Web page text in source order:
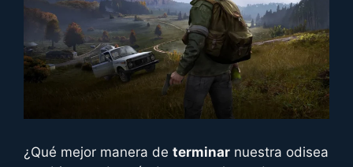
¿Qué mejor manera de terminar nuestra odisea